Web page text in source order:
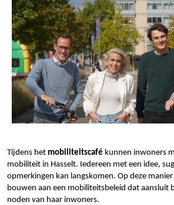
Tijdens het mobiliteitscafé kunnen inwoners
mobiliteit in Hasselt. Iedereen met een idee,
opmerkingen kan langskomen. Op deze
bouwen aan een mobiliteitsbeleid dat aansluit
noden van haar inwoners.